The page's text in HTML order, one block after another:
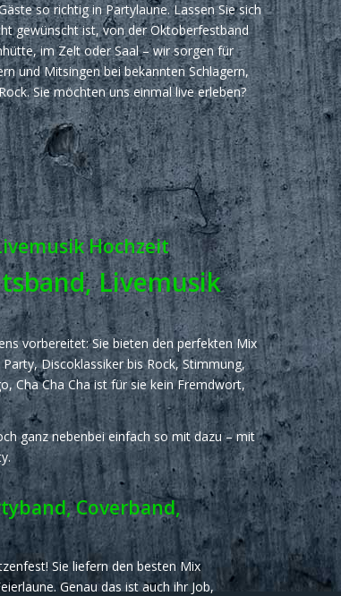
so richtig in Partylaune. Lassen Sie sich
gewünscht ist, von der Oktoberfestband
im Zelt oder Saal – wir sorgen für
und Mitsingen bei bekannten Schlagern,
Sie möchten uns einmal live erleben?
Hochzeit
Livemusik
vorbereitet: Sie bieten den perfekten Mix
Discoklassiker bis Rock, Stimmung,
Cha Cha Cha ist für sie kein Fremdwort,
ganz nebenbei einfach so mit dazu – mit
Coverband,
Sie liefern den besten Mix
Genau das ist auch ihr Job,